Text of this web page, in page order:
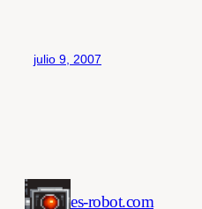
julio 9, 2007
es-robot.com